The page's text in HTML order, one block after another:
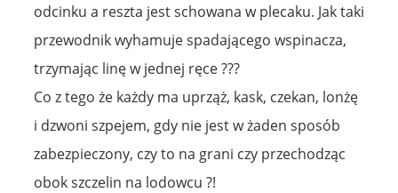
odcinku a reszta jest schowana w plecaku. Jak taki
przewodnik wyhamuje spadającego wspinacza,
trzymając linę w jednej ręce ???
Co z tego że każdy ma uprząż, kask, czekan, lonżę
i dzwoni szpejem, gdy nie jest w żaden sposób
zabezpieczony, czy to na grani czy przechodząc
obok szczelin na lodowcu ?!